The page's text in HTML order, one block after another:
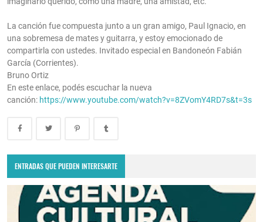
La canción fue compuesta junto a un gran amigo, Paul Ignacio, en
una sobremesa de mates y guitarra, y estoy emocionado de
compartirla con ustedes. Invitado especial en Bandoneón Fabián
García (Corrientes).
Bruno Ortiz
En este enlace, podés escuchar la nueva
canción: https://www.youtube.com/watch?v=8ZVomY4RD7s&t=3s
ENTRADAS QUE PUEDEN INTERESARTE